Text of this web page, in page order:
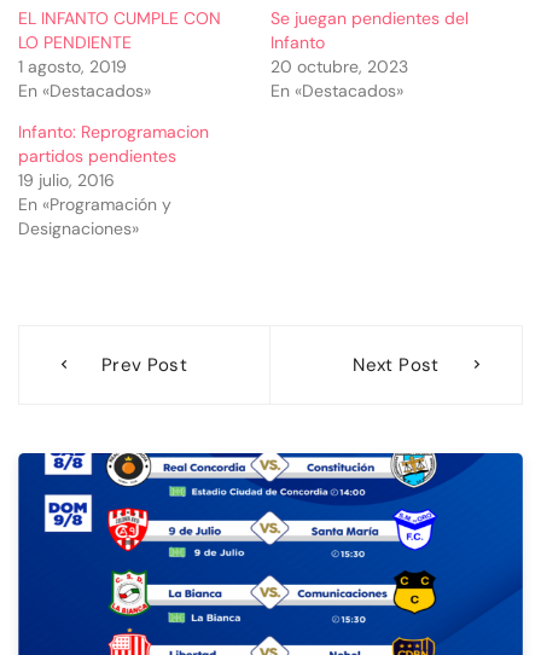
EL INFANTO CUMPLE CON
LO PENDIENTE
1 agosto, 2019
En «Destacados»
Se juegan pendientes del
Infanto
20 octubre, 2023
En «Destacados»
Infanto: Reprogramacion
partidos pendientes
19 julio, 2016
En «Programación y
Designaciones»
Prev Post Next Post